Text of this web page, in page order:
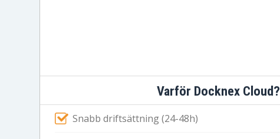
Varför Docknex Cloud?
Snabb driftsättning (24-48h)